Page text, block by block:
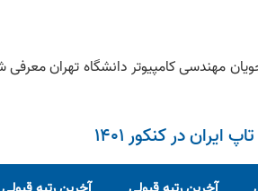
مهندسی کامپیوتر دانشگاه تهران معرفی